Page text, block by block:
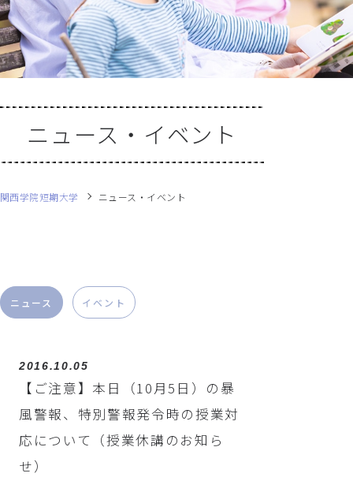
ニュース・イベント
関西学院短期大学 ニュース・イベント
ニュース イベント
2016.10.05
【ご注意】本日（10月5日）の暴
風警報、特別警報発令時の授業対
応について（授業休講のお知ら
せ）